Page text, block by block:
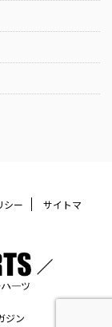
シー
サイトマ
ジン